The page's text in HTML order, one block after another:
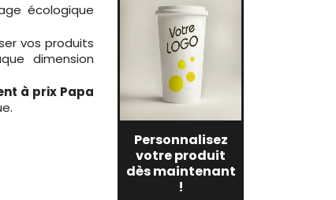
écologique
vos produits
dimension
à prix Papa
Personnalisez
votre produit
dès maintenant
!